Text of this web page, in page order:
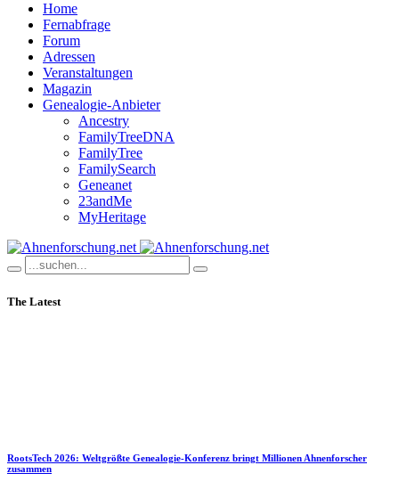
Home
Fernabfrage
Forum
Adressen
Veranstaltungen
Magazin
Genealogie-Anbieter
Ancestry
FamilyTreeDNA
FamilyTree
FamilySearch
Geneanet
23andMe
MyHeritage
The Latest
RootsTech 2026: Weltgrößte Genealogie-Konferenz bringt Millionen Ahnenforscher
zusammen